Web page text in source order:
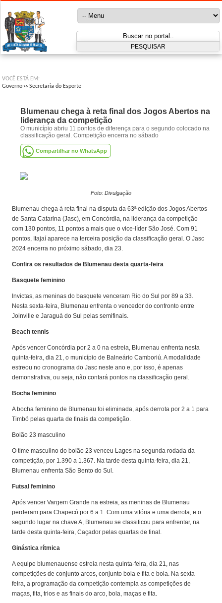
VOCÊ ESTÁ EM:
Governo >>Secretaria do Esporte
Blumenau chega à reta final dos Jogos Abertos na
liderança da competição
O município abriu 11 pontos de diferença para o segundo colocado na
classificação geral. Competição encerra no sábado
Compartilhar no WhatsApp
Foto: Divulgação
Blumenau chega à reta final na disputa da 63ª edição dos Jogos Abertos
de Santa Catarina (Jasc), em Concórdia, na liderança da competição
com 130 pontos, 11 pontos a mais que o vice-líder São José. Com 91
pontos, Itajaí aparece na terceira posição da classificação geral. O Jasc
2024 encerra no próximo sábado, dia 23.
Confira os resultados de Blumenau desta quarta-feira
Basquete feminino
Invictas, as meninas do basquete venceram Rio do Sul por 89 a 33.
Nesta sexta-feira, Blumenau enfrenta o vencedor do confronto entre
Joinville e Jaraguá do Sul pelas semifinais.
Beach tennis
Após vencer Concórdia por 2 a 0 na estreia, Blumenau enfrenta nesta
quinta-feira, dia 21, o município de Balneário Camboriú. A modalidade
estreou no cronograma do Jasc neste ano e, por isso, é apenas
demonstrativa, ou seja, não contará pontos na classificação geral.
Bocha feminino
A bocha feminino de Blumenau foi eliminada, após derrota por 2 a 1 para
Timbó pelas quarta de finais da competição.
Bolão 23 masculino
O time masculino do bolão 23 venceu Lages na segunda rodada da
competição, por 1.390 a 1.367. Na tarde desta quinta-feira, dia 21,
Blumenau enfrenta São Bento do Sul.
Futsal feminino
Após vencer Vargem Grande na estreia, as meninas de Blumenau
perderam para Chapecó por 6 a 1. Com uma vitória e uma derrota, e o
segundo lugar na chave A, Blumenau se classificou para enfrentar, na
tarde desta quinta-feira, Caçador pelas quartas de final.
Ginástica rítmica
A equipe blumenauense estreia nesta quinta-feira, dia 21, nas
competições de conjunto arcos, conjunto bola e fita e bola. Na sexta-
feira, a programação da competição contempla as competições de
maças, fita, trios e as finais do arco, bola, maças e fita.